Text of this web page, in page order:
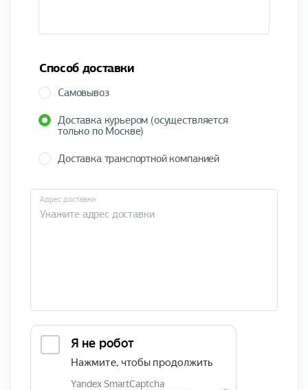
Способ доставки
Самовывоз
Доставка курьером (осуществляется
только по Москве)
Доставка транспортной компанией
Адрес доставки